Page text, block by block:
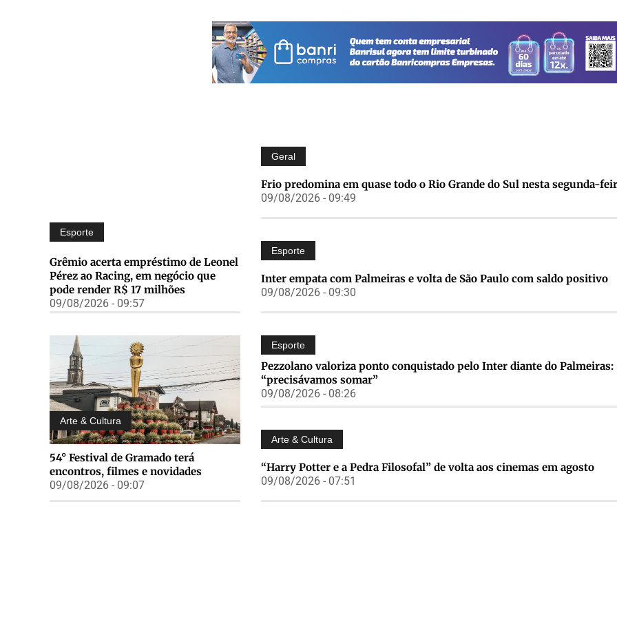
Esporte
Grêmio acerta empréstimo de Leonel
Pérez ao Racing, em negócio que
pode render R$ 17 milhões
09/08/2026 - 09:57
Geral
Frio predomina em quase todo o Rio Grande do Sul nesta segunda-
09/08/2026 - 09:49
Esporte
Inter empata com Palmeiras e volta de São Paulo com saldo positivo
09/08/2026 - 09:30
Arte & Cultura
54° Festival de Gramado terá
encontros, filmes e novidades
09/08/2026 - 09:07
Esporte
Pezzolano valoriza ponto conquistado pelo Inter diante do Palmeiras:
“precisávamos somar”
09/08/2026 - 08:26
Arte & Cultura
“Harry Potter e a Pedra Filosofal” de volta aos cinemas em agosto
09/08/2026 - 07:51